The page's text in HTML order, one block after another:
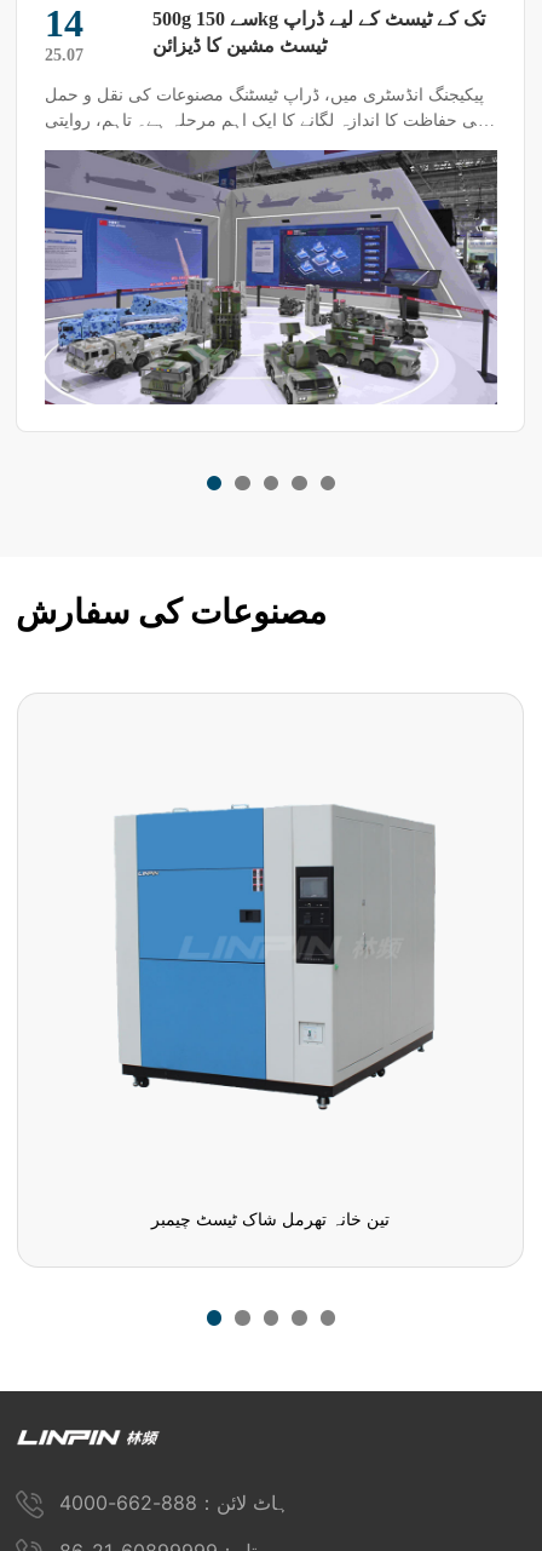
14
25.07
500g سے 150kg تک کے ٹیسٹ کے لیے ڈراپ
ٹیسٹ مشین کا ڈیزائن
پیکیجنگ انڈسٹری میں، ڈراپ ٹیسٹنگ مصنوعات کی نقل و حمل
کی حفاظت کا اندازہ لگانے کا ایک اہم مرحلہ ہے۔ تاہم، روایتی
اعلی لاگت جیسے مسائل کا شکار ہوتی ہیں، جو کمپنیوں کے
متنوع تقاضوں کو پورا کرنے سے قاصر ہیں۔ اس مسئلے کے حل
مکمل رینج کو کور کرنے کے لیے جدت طرازی کی ہے، جو
پیکیجنگ انڈسٹری کو موثر، لچکدار اور لاگت سے موثر حل فراہم
کرتی ہیں۔
مصنوعات کی سفارش
تین خانہ تھرمل شاک ٹیسٹ چیمبر
ہاٹ لائن：888-662-4000